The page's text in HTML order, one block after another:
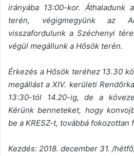
irányába 13:00-kor. Áthaladunk
terén, végigmegyünk az
visszafordulunk a Széchenyi
végül megállunk a Hősök terén.
Érkezés a Hősök teréhez 13.30
megállást a XIV. kerületi
13:30-tól 14.20-ig, de a
Kérünk benneteket, hogy
be a KRESZ-t, továbbá fokozottan
Kezdés: 2018. december 31. /